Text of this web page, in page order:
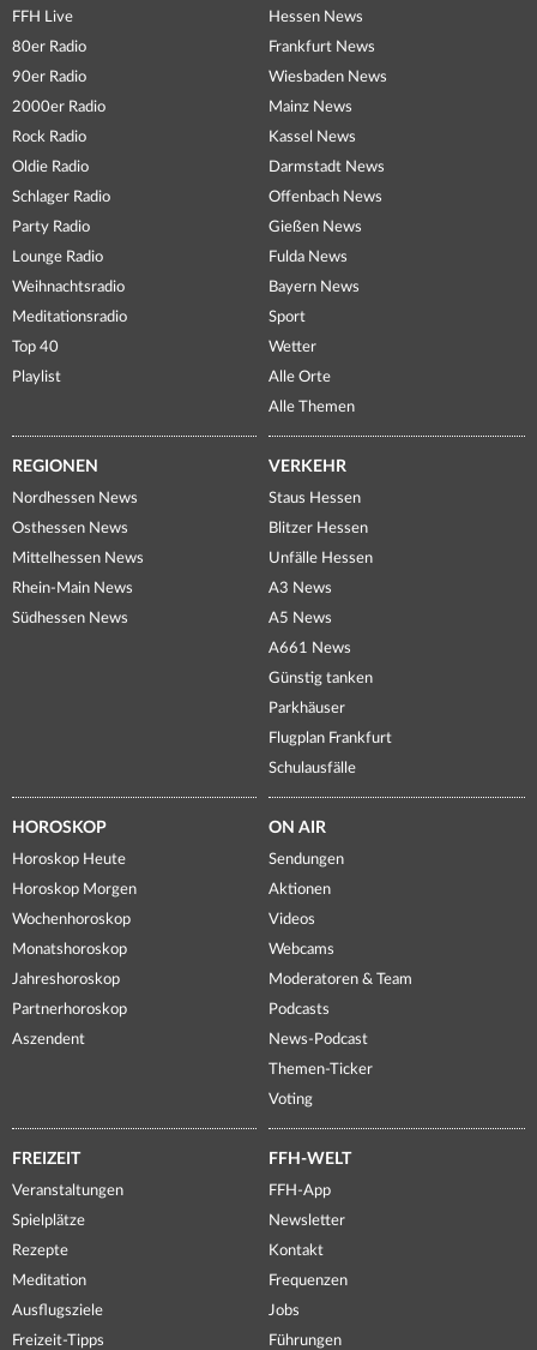
FFH Live
80er Radio
90er Radio
2000er Radio
Rock Radio
Oldie Radio
Schlager Radio
Party Radio
Lounge Radio
Weihnachtsradio
Meditationsradio
Top 40
Playlist
Hessen News
Frankfurt News
Wiesbaden News
Mainz News
Kassel News
Darmstadt News
Offenbach News
Gießen News
Fulda News
Bayern News
Sport
Wetter
Alle Orte
Alle Themen
REGIONEN
Nordhessen News
Osthessen News
Mittelhessen News
Rhein-Main News
Südhessen News
VERKEHR
Staus Hessen
Blitzer Hessen
Unfälle Hessen
A3 News
A5 News
A661 News
Günstig tanken
Parkhäuser
Flugplan Frankfurt
Schulausfälle
HOROSKOP
Horoskop Heute
Horoskop Morgen
Wochenhoroskop
Monatshoroskop
Jahreshoroskop
Partnerhoroskop
Aszendent
ON AIR
Sendungen
Aktionen
Videos
Webcams
Moderatoren & Team
Podcasts
News-Podcast
Themen-Ticker
Voting
FREIZEIT
Veranstaltungen
Spielplätze
Rezepte
Meditation
Ausflugsziele
Freizeit-Tipps
FFH-WELT
FFH-App
Newsletter
Kontakt
Frequenzen
Jobs
Führungen